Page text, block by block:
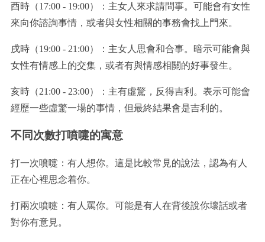
酉時（17:00 - 19:00）：主女人來求請問事。可能會有女性
來向你諮詢事情，或者與女性相關的事務會找上門來。
戌時（19:00 - 21:00）：主女人思會和合事。暗示可能會與
女性有情感上的交集，或者有與情感相關的好事發生。
亥時（21:00 - 23:00）：主有虛驚，反得吉利。表示可能會
經歷一些虛驚一場的事情，但最終結果會是吉利的。
不同次數打噴嚏的寓意
打一次噴嚏：有人想你。這是比較常見的說法，認為有人
正在心裡思念着你。
打兩次噴嚏：有人罵你。可能是有人在背後說你壞話或者
對你有意見。